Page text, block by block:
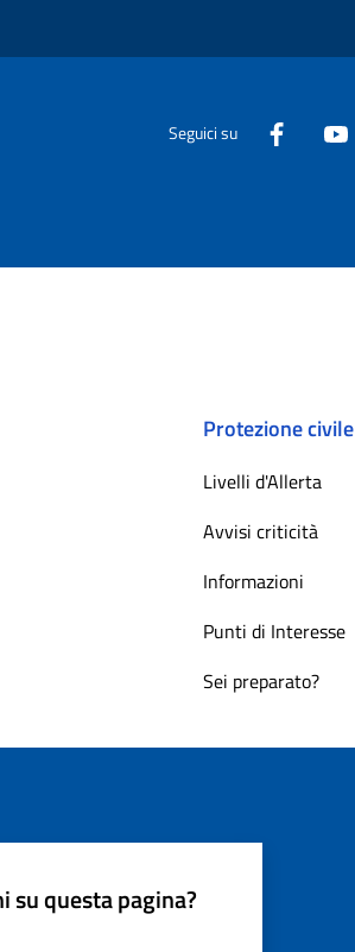
Seguici su
Protezione civile
Livelli d'Allerta
Avvisi criticità
Informazioni
Punti di Interesse
Sei preparato?
su questa pagina?